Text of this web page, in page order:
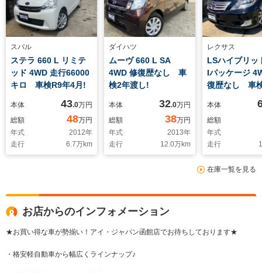
スバル
ステラ 660 L リミテ
ッド 4WD 走行66000
キロ 車検R9年4月!
本体 43.0万円
総額
48万円
年式
2012年
走行
6.7万km
ダイハツ
ムーヴ 660 L SA
4WD 修復歴なし 車
検2年渡し!
本体 32.0万円
総額
38万円
年式
2013年
走行
12.0万km
レクサス
LSハイブリッ
Iパッケージ
復歴なし 車
本体
総額
年式
走行
在庫一覧を見る
お店からのインフォメーション
★お買い得な車が勢揃い！アイ・ジャパン函館店でお待ちしております★
・格安軽自動車から幅広くラインナップ♪